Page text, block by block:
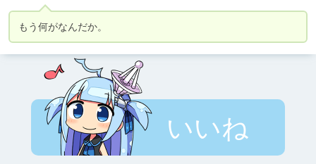
もう何がなんだか。
いいね